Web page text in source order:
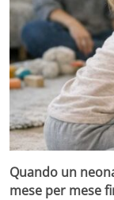
Quando un
mese per mese